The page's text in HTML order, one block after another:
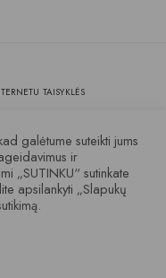
saugomos
TAISYKLĖS
galėtume suteikti jums
ir
„SUTINKU“ sutinkate
apsilankyti „Slapukų